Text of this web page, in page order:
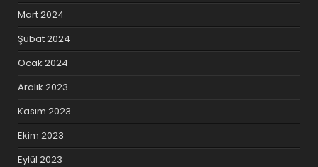
Mart 2024
Şubat 2024
Ocak 2024
Aralık 2023
Kasım 2023
Ekim 2023
Eylül 2023